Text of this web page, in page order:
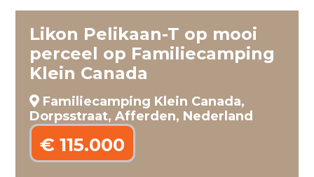
Likon Pelikaan-T op mooi
perceel op Familiecamping
Klein Canada
Familiecamping Klein Canada,
Dorpsstraat, Afferden, Nederland
€ 115.000